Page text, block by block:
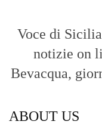
Voce di
notizie on
Bevacqua,
ABOUT US